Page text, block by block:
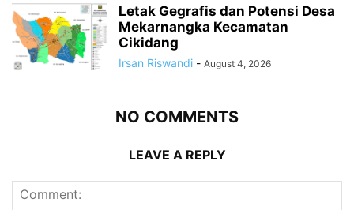
Letak Gegrafis dan Potensi Desa
Mekarnangka Kecamatan
Cikidang
Irsan Riswandi - August 4, 2026
NO COMMENTS
LEAVE A REPLY